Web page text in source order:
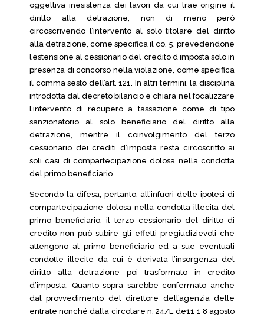
oggettiva inesistenza dei lavori da cui trae origine il
diritto alla detrazione, non di meno però
circoscrivendo l’intervento al solo titolare del diritto
alla detrazione, come specifica il co. 5, prevedendone
l’estensione al cessionario del credito d’imposta solo in
presenza di concorso nella violazione, come specifica
il comma sesto dell’art. 121. In altri termini, la disciplina
introdotta dal decreto bilancio è chiara nel focalizzare
l’intervento di recupero a tassazione come di tipo
sanzionatorio al solo beneficiario del diritto alla
detrazione, mentre il coinvolgimento del terzo
cessionario dei crediti d’imposta resta circoscritto ai
soli casi di compartecipazione dolosa nella condotta
del primo beneficiario.
Secondo la difesa, pertanto, all’infuori delle ipotesi di
compartecipazione dolosa nella condotta illecita del
primo beneficiario, il terzo cessionario del diritto di
credito non può subire gli effetti pregiudizievoli che
attengono al primo beneficiario ed a sue eventuali
condotte illecite da cui è derivata l’insorgenza del
diritto alla detrazione poi trasformato in credito
d’imposta. Quanto sopra sarebbe confermato anche
dal provvedimento del direttore dell’agenzia delle
entrate nonché dalla circolare n. 24/E de11 1 8 agosto